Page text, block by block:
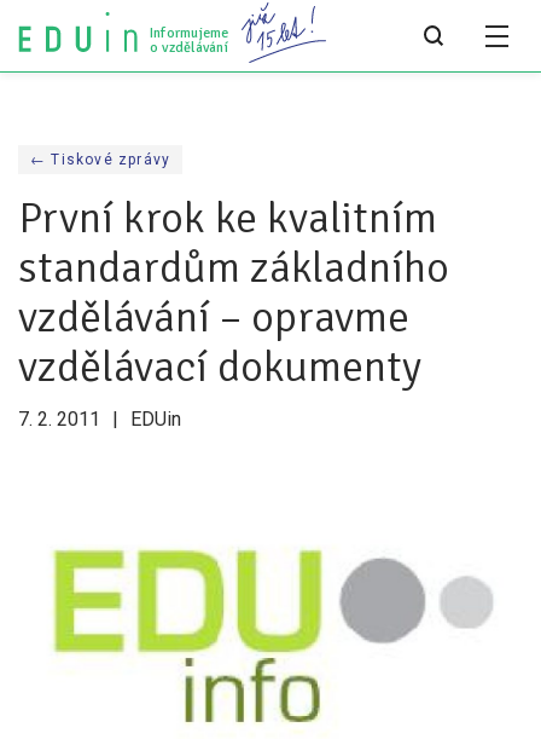
Informujeme
o vzdělávání
Všechny články
Všechny články
Analýzy
Audit vzdělávacího systému
Všechny analýzy
Pro zřizovatele
Konference Lepší škola
Kápézetka - průvodce pro zřizovatele
Klub zřizovatelů
← Tiskové zprávy
První krok ke kvalitním
standardům základního
vzdělávání – opravme
vzdělávací dokumenty
7. 2. 2011 EDUin